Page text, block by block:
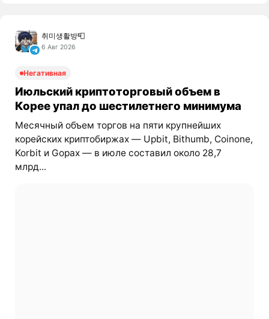
취미생활방📮
6 Авг 2026
Негативная
Июльский криптоторговый объем в
Корее упал до шестилетнего минимума
Месячный объем торгов на пяти крупнейших
корейских криптобиржах — Upbit, Bithumb, Coinone,
Korbit и Gopax — в июле составил около 28,7
млрд...